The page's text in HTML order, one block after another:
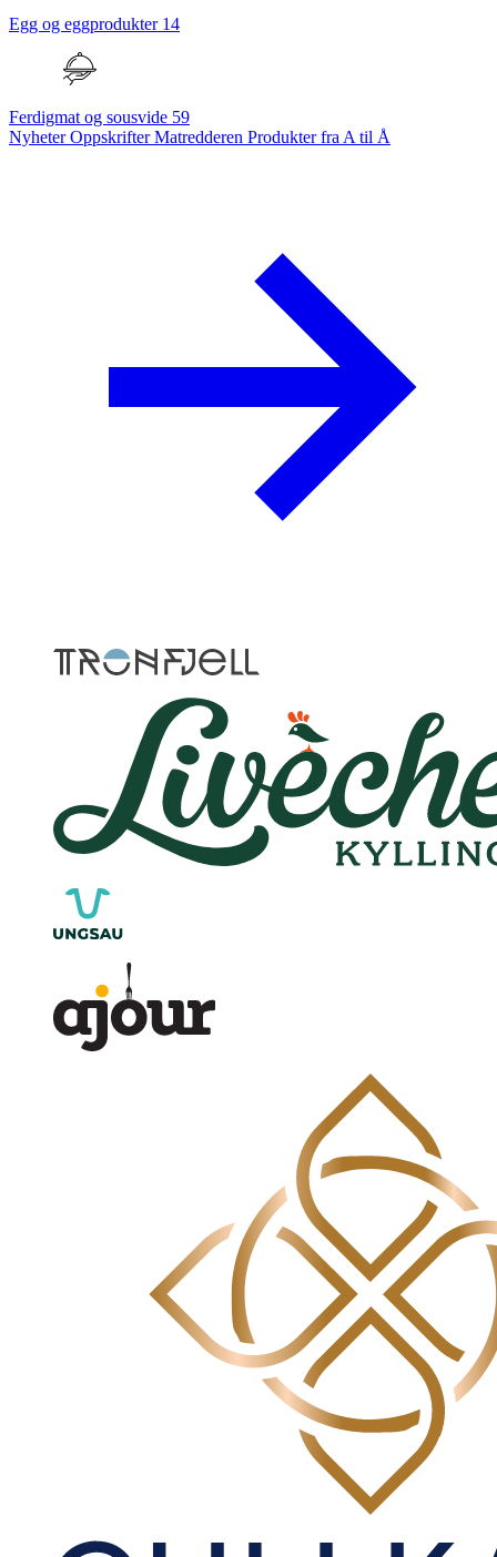
Egg og eggprodukter 14
Ferdigmat og sousvide 59
NyheterOppskrifterMatredderen Produkter fra A til Å